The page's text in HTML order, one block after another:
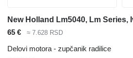
65 € ≈ 7.628 RSD
Delovi motora - zupčanik radilice